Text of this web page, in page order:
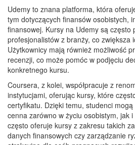
Udemy to znana platforma, która
tym dotyczących finansów osobistych,
finansowej. Kursy na Udemy są często
profesjonalistów z branży, co zwiększa
Użytkownicy mają również możliwość
recenzji, co może pomóc w podjęciu
konkretnego kursu.
Coursera, z kolei, współpracuje z
instytucjami, oferując kursy, które
certyfikatu. Dzięki temu, studenci
cenna zarówno w życiu osobistym, jak
często oferuje kursy z zakresu takich
danych finansowych czy zarządzanie